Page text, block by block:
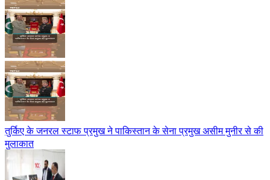
तुर्किए के जनरल स्टाफ प्रमुख ने पाकिस्तान के सेना प्रमुख असीम मुनीर से की
मुलाकात